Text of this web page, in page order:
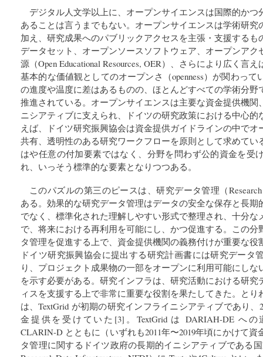
デジタル人文学以上に、オープンサイエンスは国際的か
あることは言うまでもない。オープンサイエンスは学術研
加え、研究成果へのパブリックアクセスを主張・支援する
データセット、オープンソースソフトウェア、オープンア
源（Open Educational Resources, OER）、さらにより広く言
基本的な価値観としてのオープンさ（openness）が関わっ
の進度や温度に差はあるものの、ほとんどすべての学術分野
推進されている。オープンサイエンスは主要な資金提供機関
ニシアティブに支えられ、ドイツの研究政策における中心
えば、ドイツ研究振興協会は資金提供ガイドラインの中で
共有、透明性のある研究ワークフローを原則として求めてい
はや任意の付加要素ではなく、分野を問わず公的資金を受
れ、いっそう標準的な要素となりつつある。
このパズルの第三のピースは、研究データ管理（Research
ある。効果的な研究データ管理はデータの安全な保存と長
でなく、標準化された理解しやすい形式で整理され、十分
で、将来における再利用を可能にし、かつ促進する。この
タ管理を促進する上で、資金提供機関の義務付けが重要な
ドイツ研究振興協会に提出する研究計画書には研究データ
り、プロジェクト成果物の一部をオープンに利用可能にし
を示す必要がある。研究インフラは、研究活動における研
ィスを支援する上で非常に重要な役割を果たしてきた。と
は、TextGrid が初期の研究インフライニシアティブであり、
金提供を受けていた[3]。TextGrid は DARIAH-DE への
CLARIN-D とともに（いずれも2011年〜2019年頃にかけて
タ管理に関するドイツ政府の長期的イニシアティブである